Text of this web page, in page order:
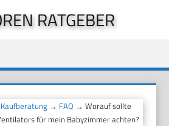
RATGEBER
Kaufberatung → FAQ → Worauf sollte
für mein Babyzimmer achten?